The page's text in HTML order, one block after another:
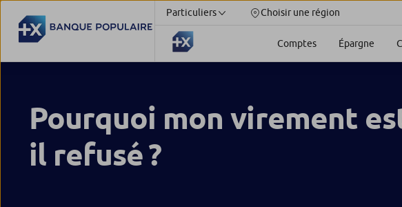
Particuliers Choisir une région
Comptes Épargne
Pourquoi mon virement
il refusé ?